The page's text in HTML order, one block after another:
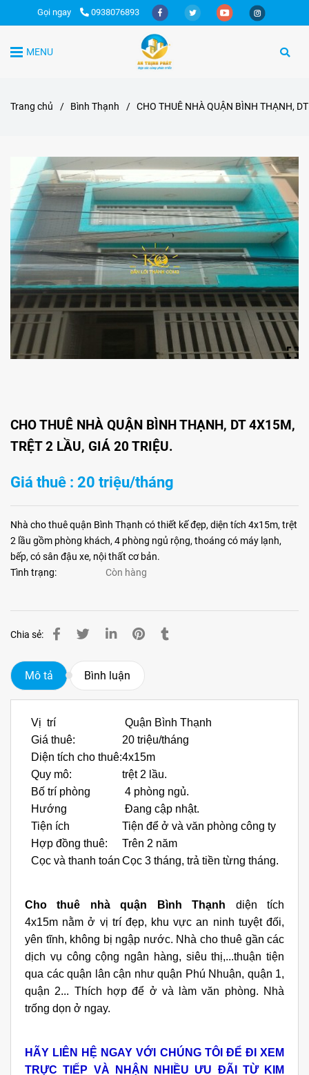
Gọi ngay 0938076893
MENU
Trang chủ / Bình Thạnh / CHO THUÊ NHÀ QUẬN BÌNH THẠNH,
CHO THUÊ NHÀ QUẬN BÌNH THẠNH, DT 4X15M,
TRỆT 2 LẦU, GIÁ 20 TRIỆU.
Giá thuê : 20 triệu/tháng
Nhà cho thuê quận Bình Thạnh có thiết kế đẹp, diện tích 4x15m, trệt
2 lầu gồm phòng khách, 4 phòng ngủ rộng, thoáng có máy lạnh,
bếp, có sân đậu xe, nội thất cơ bản.
Tình trạng:
Còn hàng
Chia sẻ:
Mô tả Bình luận
Vị trí
Quận Bình Thạnh
Giá thuê:
20 triệu/tháng
Diện tích cho thuê:4x15m
Quy mô:
trệt 2 lầu.
Bố trí phòng
4 phòng ngủ.
Hướng
Đang cập nhật.
Tiện ích
Tiện để ở và văn phòng công ty
Hợp đồng thuê:
Trên 2 năm
Cọc và thanh toán Cọc 3 tháng, trả tiền từng tháng.
Cho thuê nhà quận Bình Thạnh diện tích
4x15m nằm ở vị trí đẹp, khu vực an ninh tuyệt đối,
yên tĩnh, không bị ngập nước. Nhà cho thuê gần các
dịch vụ công cộng ngân hàng, siêu thị,...thuận tiện
qua các quận lân cận như quận Phú Nhuận, quận 1,
quận 2... Thích hợp để ở và làm văn phòng. Nhà
trống dọn ở ngay.
HÃY LIÊN HỆ NGAY VỚI CHÚNG TÔI ĐỂ ĐI XEM
TRỰC TIẾP VÀ NHẬN NHIỀU ƯU ĐÃI TỪ KIM